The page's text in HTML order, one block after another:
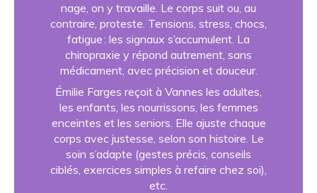
nage, on y travaille. Le corps suit ou, au
contraire, proteste. Tensions, stress, chocs,
fatigue : les signaux s’accumulent. La
chiropraxie y répond autrement, sans
médicament, avec précision et douceur.
Émilie Farges reçoit à Vannes les adultes,
les enfants, les nourrissons, les femmes
enceintes et les seniors. Elle ajuste chaque
corps avec justesse, selon son histoire. Le
soin s’adapte (gestes précis, conseils
ciblés, exercices simples à refaire chez soi),
etc.